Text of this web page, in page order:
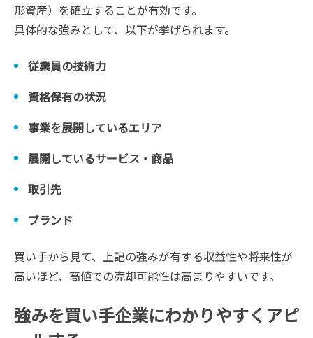
形資産）を確立することが有効です。
具体的な強みとして、以下が挙げられます。
従業員の技術力
資格保有の状況
事業を展開しているエリア
展開しているサービス・商品
取引先
ブランド
買い手から見て、上記の強みが有する収益性や将来性が
高いほど、高値での売却可能性は高まりやすいです。
強みを買い手企業にわかりやすくアピ